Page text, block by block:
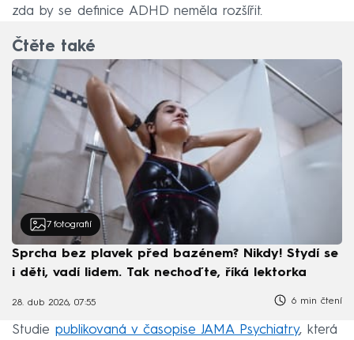
zda by se definice ADHD neměla rozšířit.
Čtěte také
7 fotografií
Sprcha bez plavek před bazénem? Nikdy! Stydí se
i děti, vadí lidem. Tak nechoďte, říká lektorka
28. dub 2026, 07:55 6 min čtení
Studie publikovaná v časopise JAMA Psychiatry, která